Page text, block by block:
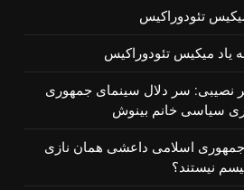
تئودوراكیس
یاد میكیس تئودوراكیس
نصیبی: سر دلال سینمای جمهوری
سیاسی خانم بینوش
جمهوری اسلامی داعشی همان نازی
نیستند؟